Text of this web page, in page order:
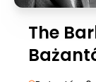
The